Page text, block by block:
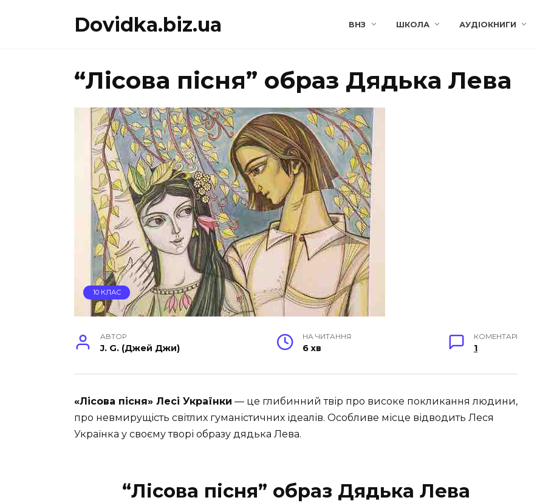
Dovidka.biz.ua ВНЗ ШКОЛА АУДІОКНИГИ
“Лісова пісня” образ Дядька Лева
10 КЛАС
АВТОР
J. G. (Джей Джи)
НА ЧИТАННЯ
6 хв
КОМЕНТАРІ
1
«Лісова пісня» Лесі Українки — це глибинний твір про високе покликання людини,
про невмирущість світлих гуманістичних ідеалів. Особливе місце відводить Леся
Українка у своєму творі образу дядька Лева.
“Лісова пісня” образ Дядька Лева